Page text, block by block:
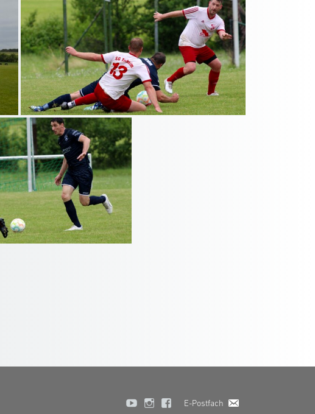
E-Postfach